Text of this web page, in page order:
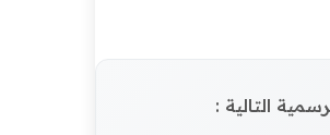
التالية :